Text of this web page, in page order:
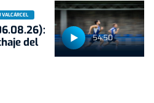
54:50
del